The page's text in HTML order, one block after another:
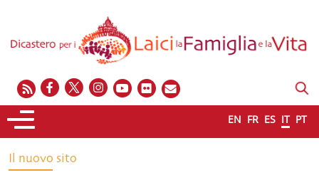
EN FR ES IT PT
Il nuovo sito